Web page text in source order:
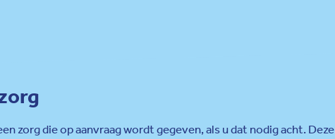
zorg die op aanvraag wordt gegeven, als u dat nodig acht. Deze